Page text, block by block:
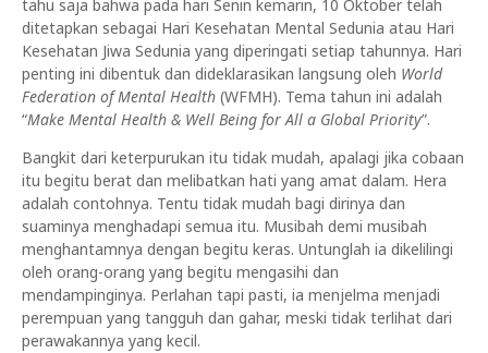
tahu saja bahwa pada hari Senin kemarin, 10 Oktober telah
ditetapkan sebagai Hari Kesehatan Mental Sedunia atau Hari
Kesehatan Jiwa Sedunia yang diperingati setiap tahunnya. Hari
penting ini dibentuk dan dideklarasikan langsung oleh World
Federation of Mental Health (WFMH). Tema tahun ini adalah
“Make Mental Health & Well Being for All a Global Priority”.
Bangkit dari keterpurukan itu tidak mudah, apalagi jika cobaan
itu begitu berat dan melibatkan hati yang amat dalam. Hera
adalah contohnya. Tentu tidak mudah bagi dirinya dan
suaminya menghadapi semua itu. Musibah demi musibah
menghantamnya dengan begitu keras. Untunglah ia dikelilingi
oleh orang-orang yang begitu mengasihi dan
mendampinginya. Perlahan tapi pasti, ia menjelma menjadi
perempuan yang tangguh dan gahar, meski tidak terlihat dari
perawakannya yang kecil.